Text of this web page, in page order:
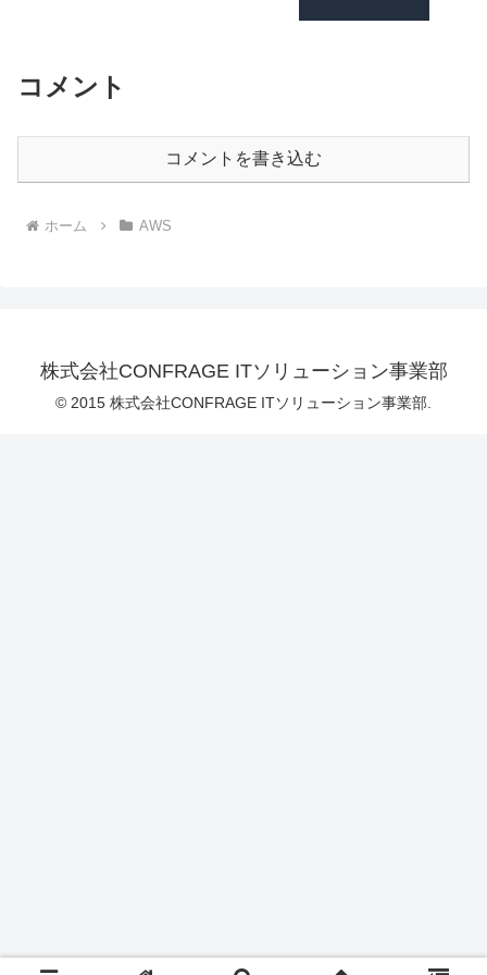
コメント
コメントを書き込む
ホーム AWS
株式会社CONFRAGE ITソリューション事業部
© 2015 株式会社CONFRAGE ITソリューション事業部.